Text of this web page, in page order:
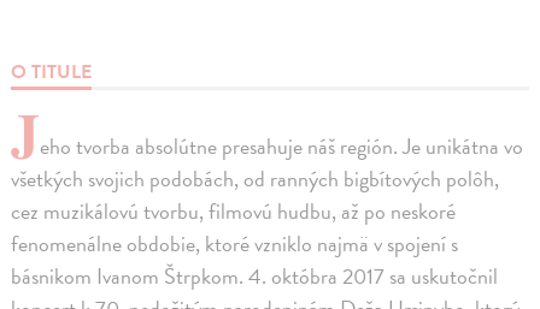
O TITULE
Jeho tvorba absolútne presahuje náš región. Je unikátna vo
všetkých svojich podobách, od ranných bigbítových polôh,
cez muzikálovú tvorbu, filmovú hudbu, až po neskoré
fenomenálne obdobie, ktoré vzniklo najmä v spojení s
básnikom Ivanom Štrpkom. 4. októbra 2017 sa uskutočnil